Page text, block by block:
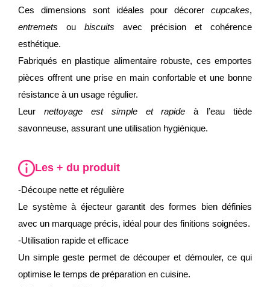
Ces dimensions sont idéales pour décorer cupcakes,
entremets ou biscuits avec précision et cohérence
esthétique.
Fabriqués en plastique alimentaire robuste, ces emportes
pièces offrent une prise en main confortable et une bonne
résistance à un usage régulier.
Leur nettoyage est simple et rapide à l’eau tiède
savonneuse, assurant une utilisation hygiénique.
Les + du produit
-Découpe nette et régulière
Le système à éjecteur garantit des formes bien définies
avec un marquage précis, idéal pour des finitions soignées.
-Utilisation rapide et efficace
Un simple geste permet de découper et démouler, ce qui
optimise le temps de préparation en cuisine.